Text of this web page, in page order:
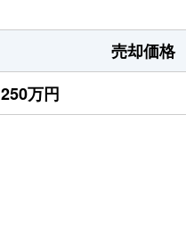
売却価格
250万円